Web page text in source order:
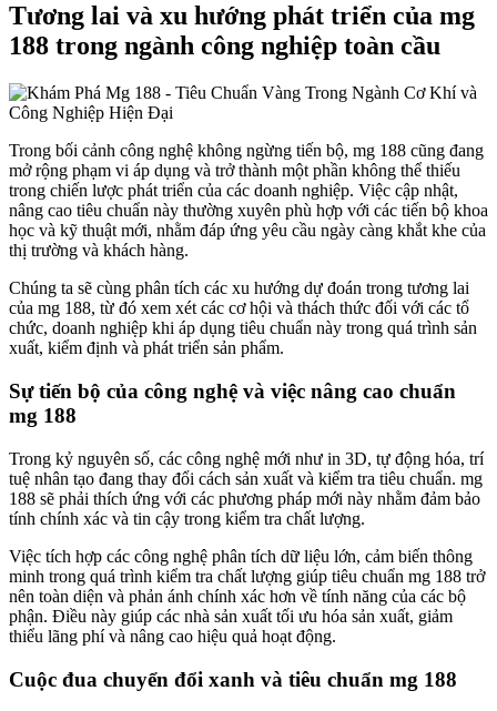
Tương lai và xu hướng phát triển của mg
188 trong ngành công nghiệp toàn cầu
Trong bối cảnh công nghệ không ngừng tiến bộ, mg 188 cũng đang
mở rộng phạm vi áp dụng và trở thành một phần không thể thiếu
trong chiến lược phát triển của các doanh nghiệp. Việc cập nhật,
nâng cao tiêu chuẩn này thường xuyên phù hợp với các tiến bộ khoa
học và kỹ thuật mới, nhằm đáp ứng yêu cầu ngày càng khắt khe của
thị trường và khách hàng.
Chúng ta sẽ cùng phân tích các xu hướng dự đoán trong tương lai
của mg 188, từ đó xem xét các cơ hội và thách thức đối với các tổ
chức, doanh nghiệp khi áp dụng tiêu chuẩn này trong quá trình sản
xuất, kiểm định và phát triển sản phẩm.
Sự tiến bộ của công nghệ và việc nâng cao chuẩn
mg 188
Trong kỷ nguyên số, các công nghệ mới như in 3D, tự động hóa, trí
tuệ nhân tạo đang thay đổi cách sản xuất và kiểm tra tiêu chuẩn. mg
188 sẽ phải thích ứng với các phương pháp mới này nhằm đảm bảo
tính chính xác và tin cậy trong kiểm tra chất lượng.
Việc tích hợp các công nghệ phân tích dữ liệu lớn, cảm biến thông
minh trong quá trình kiểm tra chất lượng giúp tiêu chuẩn mg 188 trở
nên toàn diện và phản ánh chính xác hơn về tính năng của các bộ
phận. Điều này giúp các nhà sản xuất tối ưu hóa sản xuất, giảm
thiểu lãng phí và nâng cao hiệu quả hoạt động.
Cuộc đua chuyển đổi xanh và tiêu chuẩn mg 188